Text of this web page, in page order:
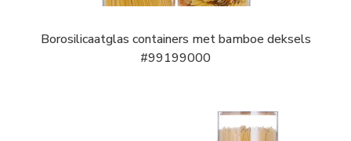
Borosilicaatglas containers met bamboe deksels
#99199000